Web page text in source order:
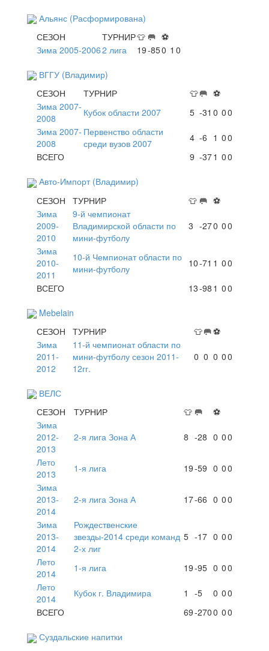
Альянс (Расформирована)
СЕЗОН
ТУРНИР👕 🥅 ⚽
Зима 2005-20062 лига 19-850 1 0
ВГГУ (Владимир)
СЕЗОН
ТУРНИР 👕🥅 ⚽
Зима 2007-
2008
Кубок области 2007 5 -31 0 00
Зима 2007-
2008
Первенство области
среди вузов 2007
4 -6 1 00
ВСЕГО
9 -371 00
Авто-Импорт (Владимир)
СЕЗОН
ТУРНИР 👕 🥅 ⚽
Зима
2009-
2010
9-й чемпионат
Владимирской области по
мини-футболу
3 -270 00
Зима
2010-
2011
10-й Чемпионат области по
мини-футболу
10-71 1 00
ВСЕГО 13-98 1 00
Mebelain
СЕЗОН
ТУРНИР 👕🥅⚽
Зима
2011-
2012
11-й чемпионат области по
мини-футболу сезон 2011-
12гг.
0 0 0 00
ВЕЛС
СЕЗОН
ТУРНИР 👕 🥅
⚽
Зима
2012-
2013
2-я лига Зона А 8 -28 0 00
Лето
2013
1-я лига 19-59 0 00
Зима
2013-
2014
2-я лига Зона А 17-66 0 00
Зима
2013-
2014
Рождественские
звезды-2014 среди команд
2-х лиг
5 -17 0 00
Лето
2014
1-я лига 19-95 0 00
Лето
2014
Кубок г. Владимира 1 -5 0 00
ВСЕГО
69-2700 00
Суздальские напитки